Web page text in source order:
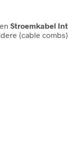
Stroemkabel
(cable